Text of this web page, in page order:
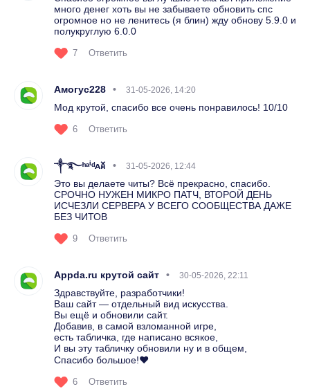
много денег хоть вы не забываете обновить спс
огромное но не ленитесь (я блин) жду обнову 5.9.0 и
полукруглую 6.0.0
7 Ответить
Амогус228 31-05-2026, 14:20
Мод крутой, спасибо все очень понравилось! 10/10
6 Ответить
༒࿐ʰᵃⁱᵈᴀꊼ 31-05-2026, 12:44
Это вы делаете читы? Всё прекрасно, спасибо.
СРОЧНО НУЖЕН МИКРО ПАТЧ, ВТОРОЙ ДЕНЬ
ИСЧЕЗЛИ СЕРВЕРА У ВСЕГО СООБЩЕСТВА ДАЖЕ
БЕЗ ЧИТОВ
9 Ответить
Appda.ru крутой сайт 30-05-2026, 22:11
Здравствуйте, разработчики!
Ваш сайт — отдельный вид искусства.
Вы ещё и обновили сайт.
Добавив, в самой взломанной игре,
есть табличка, где написано всякое,
И вы эту табличку обновили ну и в общем,
Спасибо большое!❤️
6 Ответить